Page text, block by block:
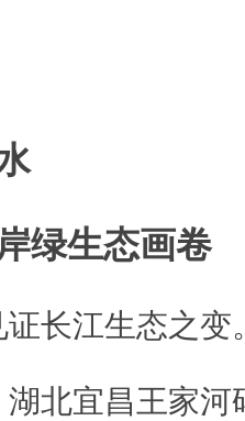
绿生态画卷
长江生态之变
宜昌王家河